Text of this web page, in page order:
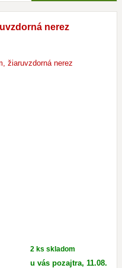
nerez
2 ks skladom
u vás pozajtra, 11.08.